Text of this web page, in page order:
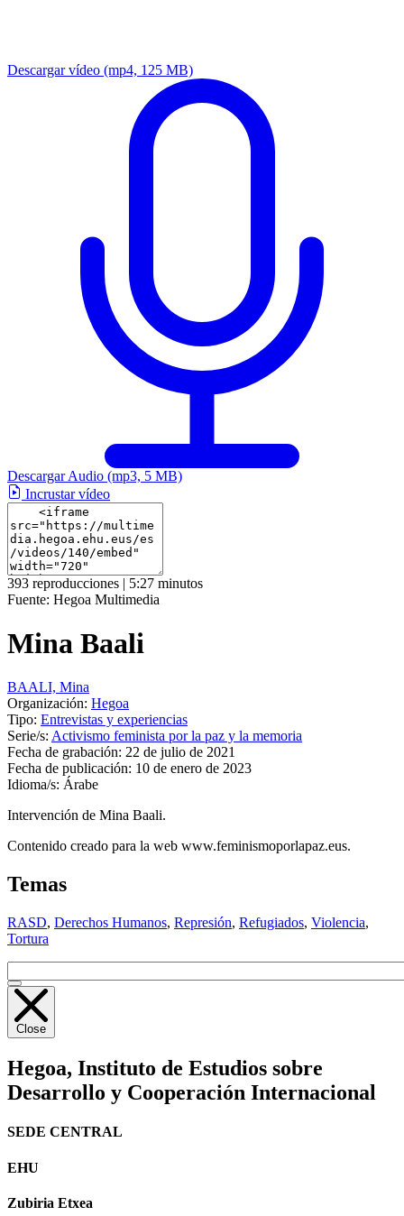
Descargar vídeo (mp4, 125 MB)
Descargar Audio (mp3, 5 MB)
Incrustar vídeo
393 reproducciones | 5:27 minutos
Fuente: Hegoa Multimedia
Mina Baali
BAALI, Mina
Organización: Hegoa
Tipo: Entrevistas y experiencias
Serie/s: Activismo feminista por la paz y la memoria
Fecha de grabación: 22 de julio de 2021
Fecha de publicación: 10 de enero de 2023
Idioma/s: Árabe
Intervención de Mina Baali.
Contenido creado para la web www.feminismoporlapaz.eus.
Temas
RASD, Derechos Humanos, Represión, Refugiados, Violencia,
Tortura
Close
Hegoa, Instituto de Estudios sobre
Desarrollo y Cooperación Internacional
SEDE CENTRAL
EHU
Zubiria Etxea